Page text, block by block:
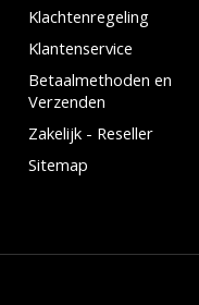
Klachtenregeling
Klantenservice
Betaalmethoden en
Verzenden
Zakelijk - Reseller
Sitemap